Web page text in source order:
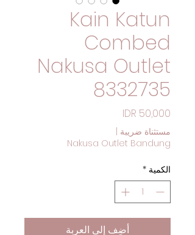
Kain Katun
Combed
Nakusa Outlet
8332735
مستثناة ضريبة
Nakusa Outlet Bandung
الكمية *
أضِف إلى العربة